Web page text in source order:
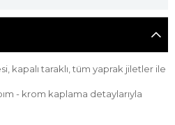
kapalı taraklı, tüm yaprak jiletler ile
- krom kaplama detaylarıyla